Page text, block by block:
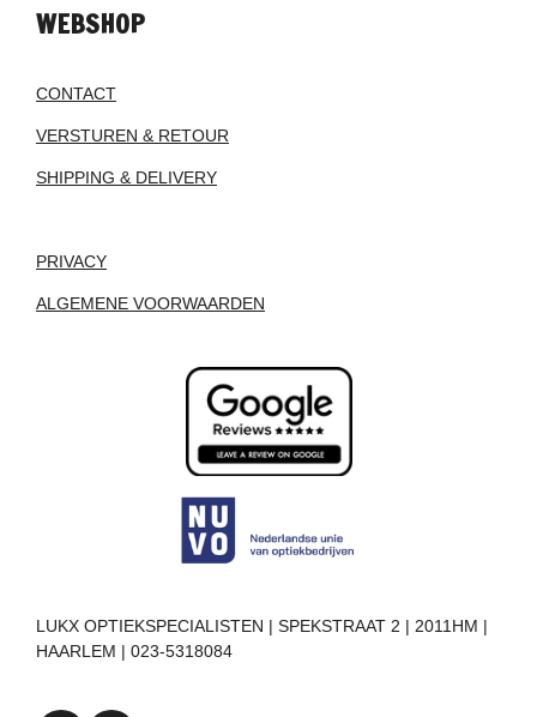
WEBSHOP
CONTACT
VERSTUREN & RETOUR
SHIPPING & DELIVERY
PRIVACY
ALGEMENE VOORWAARDEN
LUKX OPTIEKSPECIALISTEN | SPEKSTRAAT 2 | 2011HM |
HAARLEM | 023-5318084